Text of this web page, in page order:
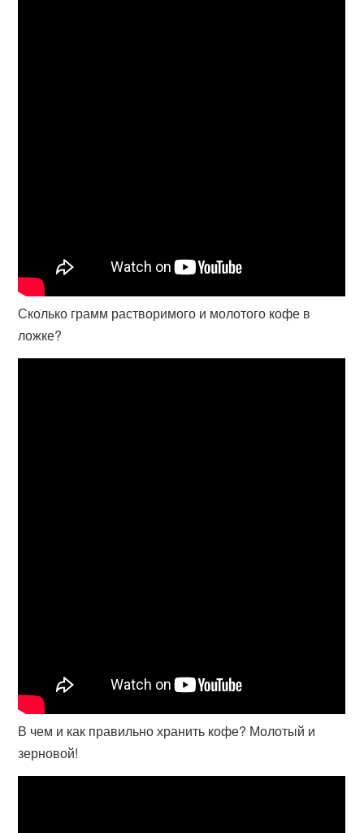
Сколько грамм растворимого и молотого кофе в
ложке?
В чем и как правильно хранить кофе? Молотый и
зерновой!